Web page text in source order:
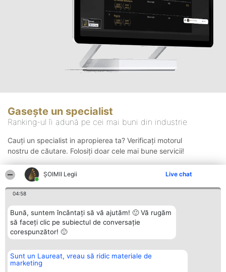
ȘOIMII Legii Live chat
04:58
Bună, suntem încântați să vă ajutăm! 🙂 Vă rugăm
să faceți clic pe subiectul de conversație
corespunzător! 🙂
Sunt un Laureat, vreau să ridic materiale de
marketing
Gasește un specialist
Ranking-ul îi adună pe cei mai buni din industrie
Cauți un specialist in apropierea ta? Verificați motorul
nostru de căutare. Folosiți doar cele mai bune servicii!
Organizator Ranking
BRIGHT SOLUTIONS BR SRL
Plebiscyt Contact